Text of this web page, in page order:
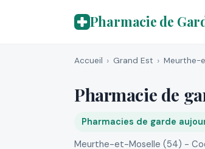
Pharmacie de
Accueil Grand Est Meurthe-
Pharmacie de
Pharmacies de garde
Meurthe-et-Moselle (54) -